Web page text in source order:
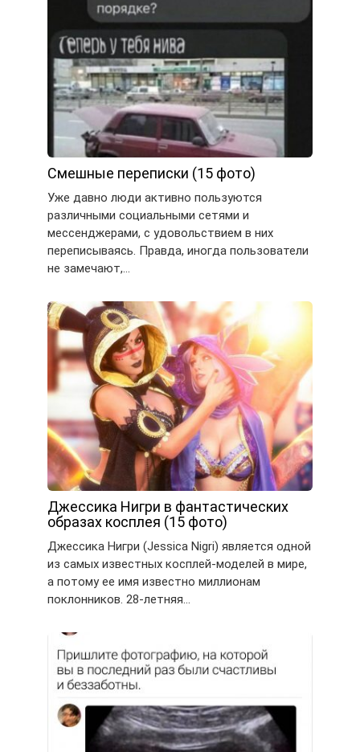
Смешные переписки (15 фото)
Уже давно люди активно пользуются
различными социальными сетями и
мессенджерами, с удовольствием в них
переписываясь. Правда, иногда пользователи
не замечают,…
Джессика Нигри в фантастических
образах косплея (15 фото)
Джессика Нигри (Jessica Nigri) является одной
из самых известных косплей-моделей в мире,
а потому ее имя известно миллионам
поклонников. 28-летняя…